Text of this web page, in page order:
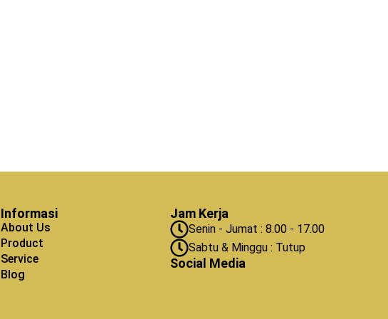
Informasi
About Us
Product
Service
Blog
Jam Kerja
Senin - Jumat : 8.00 - 17.00
Sabtu & Minggu : Tutup
Social Media